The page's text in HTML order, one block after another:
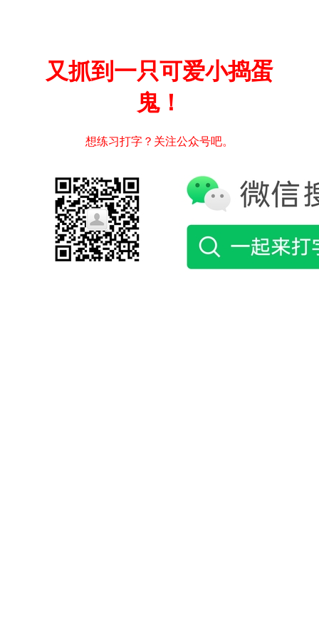
又抓到一只可爱小捣蛋
鬼！
想练习打字？关注公众号吧。